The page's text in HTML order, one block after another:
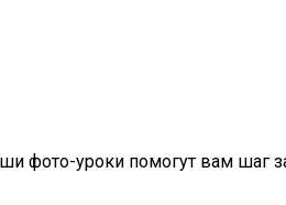
фото-уроки помогут вам шаг